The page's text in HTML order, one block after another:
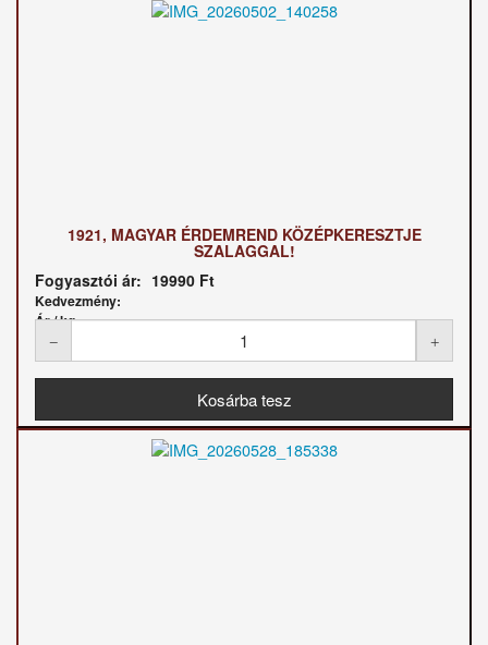
1921, MAGYAR ÉRDEMREND KÖZÉPKERESZTJE
SZALAGGAL!
Fogyasztói ár: 19990 Ft
Kedvezmény:
Ár / kg: